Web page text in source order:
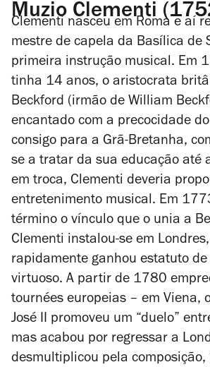
Muzio Clementi
Clementi nasceu em Roma e aí
mestre de capela da Basílica de
primeira instrução musical. Em
tinha 14 anos, o aristocrata
Beckford (irmão de William
encantado com a precocidade
consigo para a Grã-Bretanha,
se a tratar da sua educação até
em troca, Clementi deveria
entretenimento musical. Em
término o vínculo que o unia a
Clementi instalou-se em
rapidamente ganhou estatuto
virtuoso. A partir de 1780
tournées europeias – em Viena,
José II promoveu um “duelo”
mas acabou por regressar a
desmultiplicou pela composição,